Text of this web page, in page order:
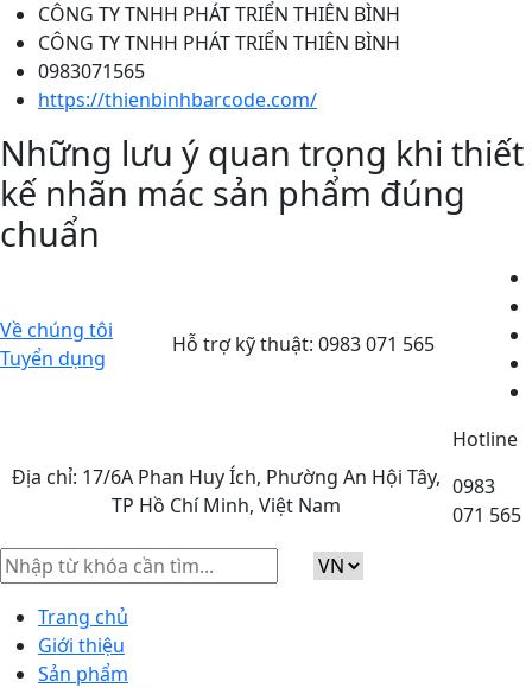
CÔNG TY TNHH PHÁT TRIỂN THIÊN BÌNH
CÔNG TY TNHH PHÁT TRIỂN THIÊN BÌNH
0983071565
https://thienbinhbarcode.com/
Những lưu ý quan trọng khi thiết
kế nhãn mác sản phẩm đúng
chuẩn
Về chúng tôi
Tuyển dụng
Hỗ trợ kỹ thuật: 0983 071 565
Địa chỉ: 17/6A Phan Huy Ích, Phường An Hội Tây,
TP Hồ Chí Minh, Việt Nam
Hotline
0983
071 565
Trang chủ
Giới thiệu
Sản phẩm